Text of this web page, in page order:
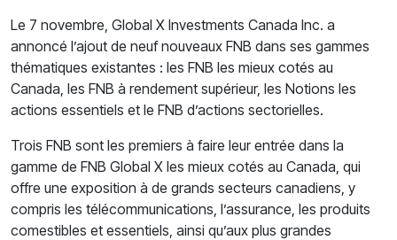
Le 7 novembre, Global X Investments Canada Inc. a
annoncé l’ajout de neuf nouveaux FNB dans ses gammes
thématiques existantes : les FNB les mieux cotés au
Canada, les FNB à rendement supérieur, les Notions les
actions essentiels et le FNB d’actions sectorielles.
Trois FNB sont les premiers à faire leur entrée dans la
gamme de FNB Global X les mieux cotés au Canada, qui
offre une exposition à de grands secteurs canadiens, y
compris les télécommunications, l’assurance, les produits
comestibles et essentiels, ainsi qu’aux plus grandes